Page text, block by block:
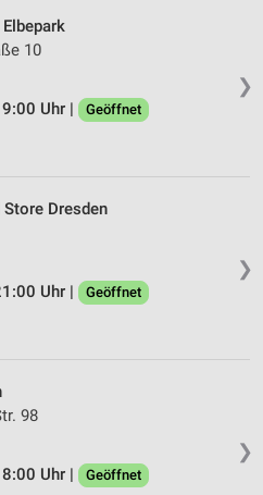
❯
10
Uhr |
Geöffnet
❯
Dresden
Uhr |
Geöffnet
❯
98
Uhr |
Geöffnet
Auswahl
Auswahl
Inhalten
Statistiken oder
verschiedenen
zur Auswahl von